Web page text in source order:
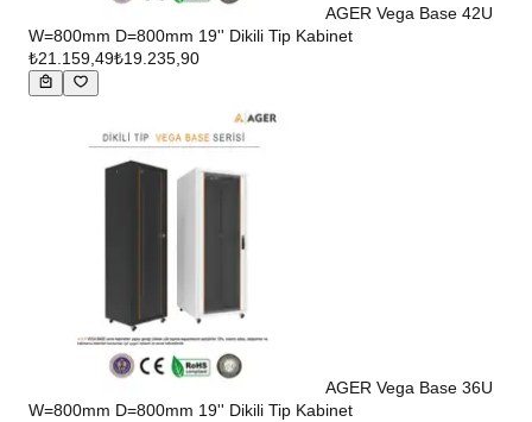
AGER Vega Base 42U
W=800mm D=800mm 19'' Dikili Tip Kabinet
₺21.159,49₺19.235,90
AGER Vega Base 36U
W=800mm D=800mm 19'' Dikili Tip Kabinet